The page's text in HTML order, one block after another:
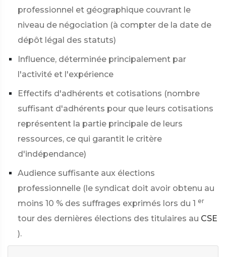
professionnel et géographique couvrant le
niveau de négociation (à compter de la date de
dépôt légal des statuts)
Influence, déterminée principalement par
l'activité et l'expérience
Effectifs d'adhérents et cotisations (nombre
suffisant d'adhérents pour que leurs cotisations
représentent la partie principale de leurs
ressources, ce qui garantit le critère
d'indépendance)
Audience suffisante aux élections
professionnelle (le syndicat doit avoir obtenu au
moins 10 % des suffrages exprimés lors du 1 er
tour des dernières élections des titulaires au CSE
).